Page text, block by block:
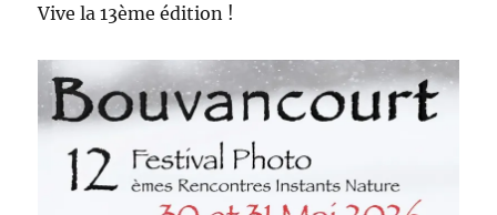
Vive la 13ème édition !